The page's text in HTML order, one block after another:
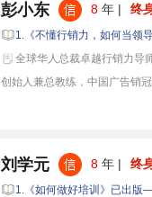
彭小东 8年 | 终
1.《不懂行销力，如何当领
全球华人总裁卓越行销力导
创始人兼总教练，中国广告销
刘学元 8年 | 终
1.《如何做好培训》已出